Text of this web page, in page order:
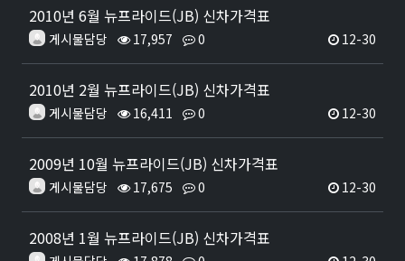
2010년 6월 뉴프라이드(JB) 신차가격표
게시물담당 17,957 0 12-30
2010년 2월 뉴프라이드(JB) 신차가격표
게시물담당 16,411 0 12-30
2009년 10월 뉴프라이드(JB) 신차가격표
게시물담당 17,675 0 12-30
2008년 1월 뉴프라이드(JB) 신차가격표